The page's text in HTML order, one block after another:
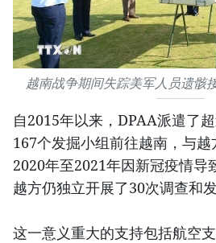
越南战争期间失踪美军人员遗骸
自2015年以来，DPAA派遣了
167个发掘小组前往越南，与
2020年至2021年因新冠疫情导
越方仍独立开展了30次调查和发
这一意义重大的支持包括航空